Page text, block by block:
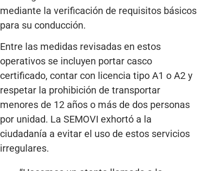
mediante la verificación de requisitos básicos
para su conducción.
Entre las medidas revisadas en estos
operativos se incluyen portar casco
certificado, contar con licencia tipo A1 o A2 y
respetar la prohibición de transportar
menores de 12 años o más de dos personas
por unidad. La SEMOVI exhortó a la
ciudadanía a evitar el uso de estos servicios
irregulares.